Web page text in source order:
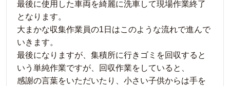
最後に使用した車両を綺麗に洗車して現場作業終了
となります。
大まかな収集作業員の1日はこのような流れで進んで
いきます。
最後になりますが、集積所に行きゴミを回収すると
いう単純作業ですが、回収作業をしていると、
感謝の言葉をいただいたり、小さい子供からは手を